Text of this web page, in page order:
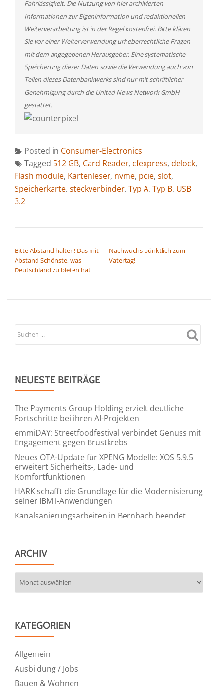
Fahrlässigkeit. Die Nutzung von hier archivierten
Informationen zur Eigeninformation und redaktionellen
Weiterverarbeitung ist in der Regel kostenfrei. Bitte klären
Sie vor einer Weiterverwendung urheberrechtliche Fragen
mit dem angegebenen Herausgeber. Eine systematische
Speicherung dieser Daten sowie die Verwendung auch von
Teilen dieses Datenbankwerks sind nur mit schriftlicher
Genehmigung durch die United News Network GmbH
gestattet.
Posted in Consumer-Electronics
Tagged 512 GB, Card Reader, cfexpress, delock,
Flash module, Kartenleser, nvme, pcie, slot,
Speicherkarte, steckverbinder, Typ A, Typ B, USB
3.2
Bitte Abstand halten! Das mit
Abstand Schönste, was
Deutschland zu bieten hat
Nachwuchs pünktlich zum
Vatertag!
NEUESTE BEITRÄGE
The Payments Group Holding erzielt deutliche
Fortschritte bei ihren AI-Projekten
emmiDAY: Streetfoodfestival verbindet Genuss mit
Engagement gegen Brustkrebs
Neues OTA-Update für XPENG Modelle: XOS 5.9.5
erweitert Sicherheits-, Lade- und
Komfortfunktionen
HARK schafft die Grundlage für die Modernisierung
seiner IBM i-Anwendungen
Kanalsanierungsarbeiten in Bernbach beendet
ARCHIV
KATEGORIEN
Allgemein
Ausbildung / Jobs
Bauen & Wohnen